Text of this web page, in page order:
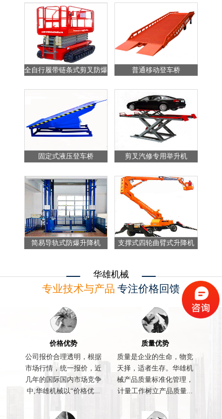
全自行履带链条式剪叉防爆
普通移动登车桥
固定式液压登车桥 剪叉汽修专用举升机
简易导轨式防爆升降机 支撑式四轮曲臂式升降机
华雄机械
专业技术与产品 专注价格回馈
价格优势
公司报价合理透明，根据
市场行情，统一报价，近
几年的国际国内市场竞争
中,华雄机械以“价格优...
质量优势
质量是企业的生命，物竞
天择，适者生存。华雄机
械产品质量标准化管理，
计量工作树立产品质量...